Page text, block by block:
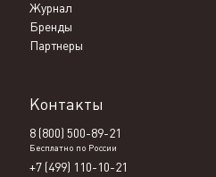
Журнал
Бренды
Партнеры
Контакты
8 (800) 500-89-21
Бесплатно по России
+7 (499) 110-10-21